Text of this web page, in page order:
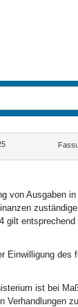
von Ausgaben
gilt
Einwilligung
ist bei
Verhandlungen